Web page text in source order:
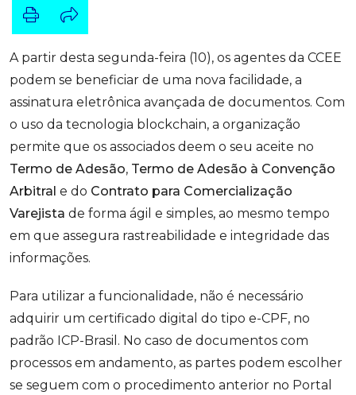
A partir desta segunda-feira (10), os agentes da CCEE
podem se beneficiar de uma nova facilidade, a
assinatura eletrônica avançada de documentos. Com
o uso da tecnologia blockchain, a organização
permite que os associados deem o seu aceite no
Termo de Adesão, Termo de Adesão à Convenção
Arbitral e do Contrato para Comercialização
Varejista de forma ágil e simples, ao mesmo tempo
em que assegura rastreabilidade e integridade das
informações.
Para utilizar a funcionalidade, não é necessário
adquirir um certificado digital do tipo e-CPF, no
padrão ICP-Brasil. No caso de documentos com
processos em andamento, as partes podem escolher
se seguem com o procedimento anterior no Portal